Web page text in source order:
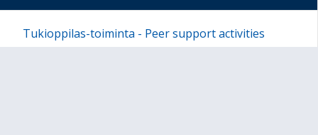
Tukioppilas-toiminta - Peer support activities